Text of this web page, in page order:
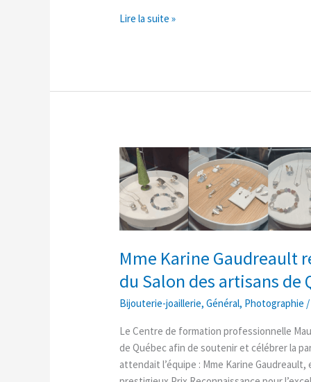
Lire la suite »
Mme Karine Gaudreault
du Salon des artisans de
Bijouterie-joaillerie,Général, Photographie /
Le Centre de formation professionnelle
de Québec afin de soutenir et célébrer la
attendait l’équipe : Mme Karine
Mme
Karine
Gaudreault
reçoit
le
Reconnaissance
du
Salon
artisans
de
Québec